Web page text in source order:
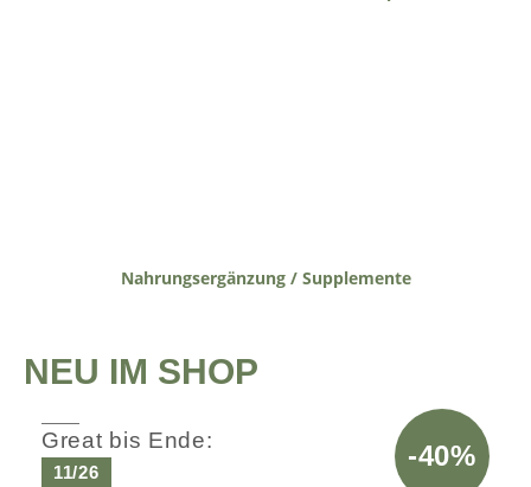
Nahrungsergänzung / Supplemente
NEU IM SHOP
Great bis Ende:
11/26
-40%